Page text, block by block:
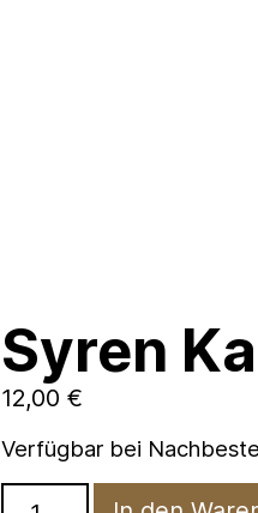
Syren
12,00 €
Verfügbar bei